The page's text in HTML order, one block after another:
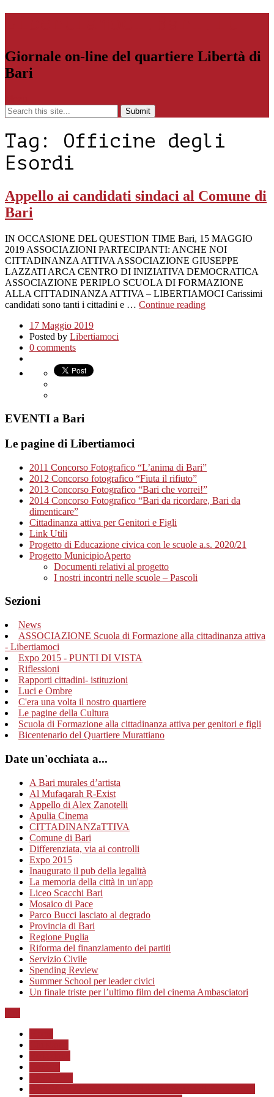
Giornale on-line del quartiere Libertà di
Bari
Tag: Officine degli
Esordi
Appello ai candidati sindaci al Comune di
Bari
IN OCCASIONE DEL QUESTION TIME Bari, 15 MAGGIO
2019 ASSOCIAZIONI PARTECIPANTI: ANCHE NOI
CITTADINANZA ATTIVA ASSOCIAZIONE GIUSEPPE
LAZZATI ARCA CENTRO DI INIZIATIVA DEMOCRATICA
ASSOCIAZIONE PERIPLO SCUOLA DI FORMAZIONE
ALLA CITTADINANZA ATTIVA – LIBERTIAMOCI Carissimi
candidati sono tanti i cittadini e … Continue reading
17 Maggio 2019
Posted by Libertiamoci
0 comments
EVENTI a Bari
Le pagine di Libertiamoci
2011 Concorso Fotografico “L’anima di Bari”
2012 Concorso fotografico “Fiuta il rifiuto”
2013 Concorso Fotografico “Bari che vorrei!”
2014 Concorso Fotografico “Bari da ricordare, Bari da
dimenticare”
Cittadinanza attiva per Genitori e Figli
Link Utili
Progetto di Educazione civica con le scuole a.s. 2020/21
Progetto MunicipioAperto
Documenti relativi al progetto
I nostri incontri nelle scuole – Pascoli
Sezioni
News
ASSOCIAZIONE Scuola di Formazione alla cittadinanza attiva
- Libertiamoci
Expo 2015 - PUNTI DI VISTA
Riflessioni
Rapporti cittadini- istituzioni
Luci e Ombre
C'era una volta il nostro quartiere
Le pagine della Cultura
Scuola di Formazione alla cittadinanza attiva per genitori e figli
Bicentenario del Quartiere Murattiano
Date un'occhiata a...
A Bari murales d’artista
Al Mufaqarah R-Exist
Appello di Alex Zanotelli
Apulia Cinema
CITTADINANZaTTIVA
Comune di Bari
Differenziata, via ai controlli
Expo 2015
Inaugurato il pub della legalità
La memoria della città in un'app
Liceo Scacchi Bari
Mosaico di Pace
Parco Bucci lasciato al degrado
Provincia di Bari
Regione Puglia
Riforma del finanziamento dei partiti
Servizio Civile
Spending Review
Summer School per leader civici
Un finale triste per l’ultimo film del cinema Ambasciatori